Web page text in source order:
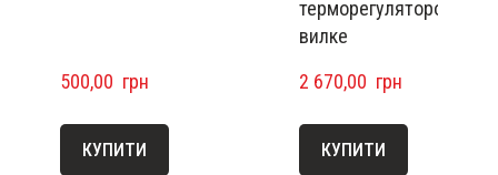
500,00  грн
КУПИТИ
терморегулятором на
вилке
2 670,00  грн
КУПИТИ